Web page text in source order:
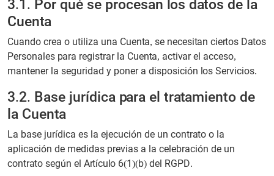
3.1. Por qué se procesan los datos de la
Cuenta
Cuando crea o utiliza una Cuenta, se necesitan ciertos Datos
Personales para registrar la Cuenta, activar el acceso,
mantener la seguridad y poner a disposición los Servicios.
3.2. Base jurídica para el tratamiento de
la Cuenta
La base jurídica es la ejecución de un contrato o la
aplicación de medidas previas a la celebración de un
contrato según el Artículo 6(1)(b) del RGPD.